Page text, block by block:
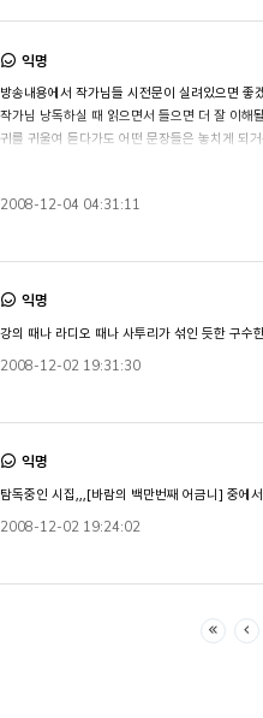
익명
방송내용에서 작가님들 시전문이 실려있으면 좋
작가님 낭독하실 때 읽으면서 들으면 더 잘 이해
귀를 귀울여 듣다가도 어떤 문장들은 놓치게 되
2008-12-04 04:31:11
익명
강의 때나 라디오 때나 사투리가 섞인 듯한 구수
2008-12-02 19:31:30
익명
탐독중인 시집,,,[바람의 백만번째 어금니] 중에
2008-12-02 19:24:02
처음